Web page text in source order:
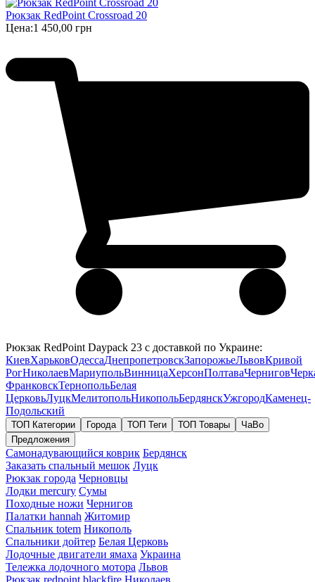
Рюкзак RedPoint Crossroad 20
Цена:1 450,00 грн
Рюкзак RedPoint Daypack 23 с доставкой по Украине:
КиевХарьковОдессаДнепропетровскЗапорожьеЛьвовКривой
РогНиколаевМариупольВинницаХерсонПолтаваЧернигов
ФранковскТернопольБелая
ЦерковьЛуцкМелитопольНикопольБердянскУжгородКаменец-
Подольский
ТОП Категории Города ТОП Теги ТОП Товары
ЧаВо
Предложения
Самонадувающийся коврик Бердянск
Заказать спальный мешок Луцк
Рюкзак города Черновцы
Лодки mercury Сумы
Походные ножи Чернигов
Палатки hannah Житомир
Спальник totem Никополь
Спальники дойтер Белая Церковь
Лодочные двигатели ямаха Украина
Тележка лодочного мотора Львов
Рюкзак redpoint blackfire Николаев